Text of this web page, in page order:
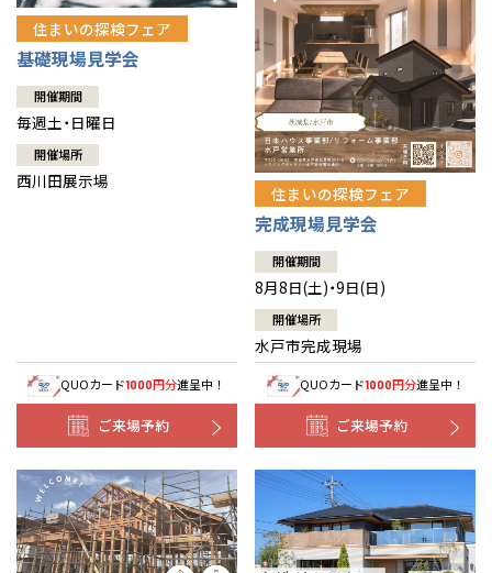
住まいの探検フェア
基礎現場見学会
開催期間
毎週土・日曜日
開催場所
西川田展示場
QUOカード1000円分進呈中！
ご来場予約
住まいの探検フェア
完成現場見学会
開催期間
8月8日(土)・9日(日)
開催場所
水戸市完成現場
QUOカード1000円分進呈中！
ご来場予約